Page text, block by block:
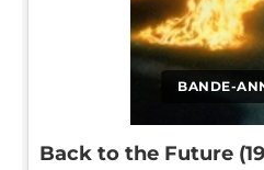
BANDE-
Back to the Future